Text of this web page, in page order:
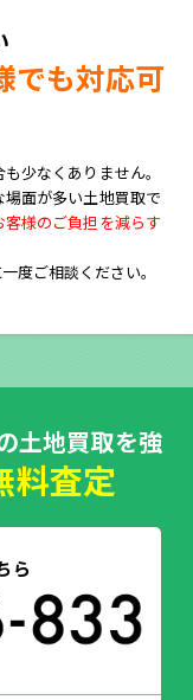
でも対応可
少なくありません。
面が多い土地買取で
客様のご負担を減らす
度ご相談ください。
土地買取を強
料査定
ら